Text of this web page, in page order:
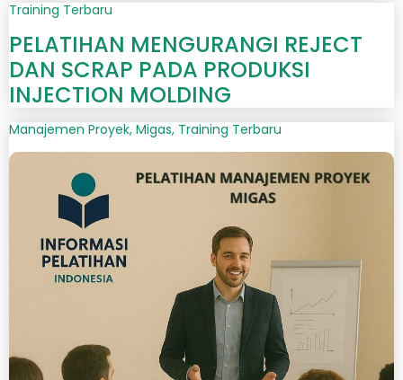
Training Terbaru
PELATIHAN MENGURANGI REJECT
DAN SCRAP PADA PRODUKSI
INJECTION MOLDING
Manajemen Proyek, Migas, Training Terbaru